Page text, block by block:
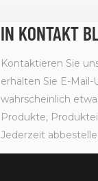
IN KONTAKT
Kontaktieren Sie
erhalten Sie E-
wahrscheinlich
Produkte,
Jederzeit